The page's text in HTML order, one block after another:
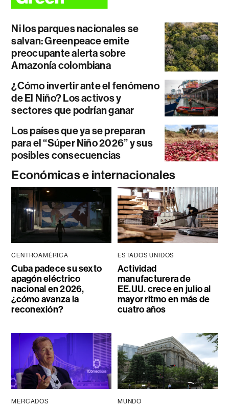
Ni los parques nacionales se
salvan: Greenpeace emite
preocupante alerta sobre
Amazonía colombiana
¿Cómo invertir ante el fenómeno
de El Niño? Los activos y
sectores que podrían ganar
Los países que ya se preparan
para el “Súper Niño 2026” y sus
posibles consecuencias
Económicas e internacionales
CENTROAMÉRICA
Cuba padece su sexto
apagón eléctrico
nacional en 2026,
¿cómo avanza la
reconexión?
ESTADOS UNIDOS
Actividad
manufacturera de
EE.UU. crece en julio al
mayor ritmo en más de
cuatro años
MERCADOS MUNDO